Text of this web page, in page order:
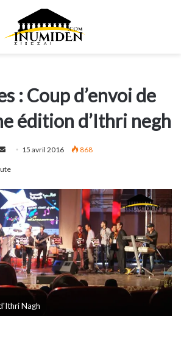
: Coup d’envoi de
édition d’Ithri negh
Envoyer15 avril 2016 868
Nagh